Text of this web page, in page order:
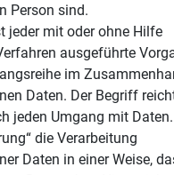
Person sind.
jeder mit oder ohne Hilfe
ausgeführte
im
Daten. Der Begriff
jeden Umgang mit Daten.
die Verarbeitung
Daten in einer Weise,